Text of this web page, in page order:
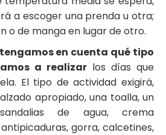
a escoger una prenda u otra;
o de manga en lugar de otro.
tengamos en cuenta qué tipo
a realizar los días que
El tipo de actividad exigirá,
apropiado, una toalla, un
sandalias de agua, crema
gorra, calcetines,